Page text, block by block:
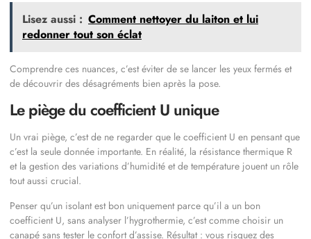
Lisez aussi : Comment nettoyer du laiton et lui
redonner tout son éclat
Comprendre ces nuances, c’est éviter de se lancer les yeux fermés et
de découvrir des désagréments bien après la pose.
Le piège du coefficient U unique
Un vrai piège, c’est de ne regarder que le coefficient U en pensant que
c’est la seule donnée importante. En réalité, la résistance thermique R
et la gestion des variations d’humidité et de température jouent un rôle
tout aussi crucial.
Penser qu’un isolant est bon uniquement parce qu’il a un bon
coefficient U, sans analyser l’hygrothermie, c’est comme choisir un
canapé sans tester le confort d’assise. Résultat : vous risquez des